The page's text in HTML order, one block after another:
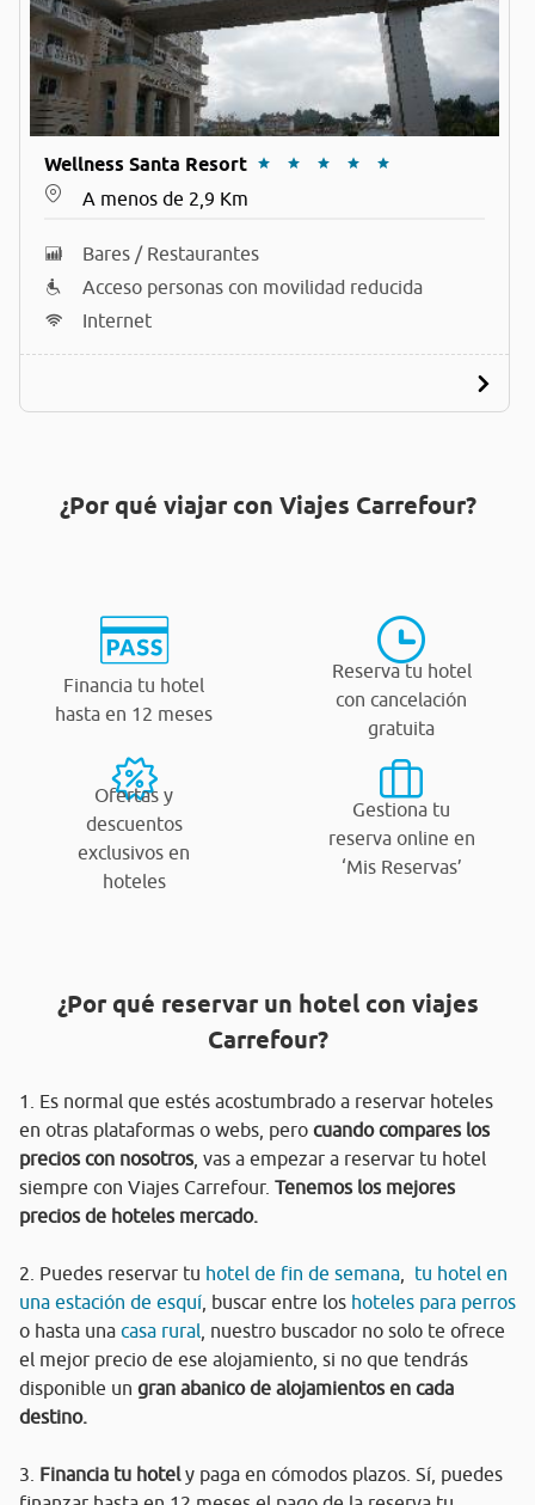
Wellness Santa Resort
A menos de 2,9 Km
Bares / Restaurantes
Acceso personas con movilidad reducida
Internet
¿Por qué viajar con Viajes Carrefour?
Financia tu hotel
hasta en 12 meses
Reserva tu hotel
con cancelación
gratuita
Ofertas y
descuentos
exclusivos en
hoteles
Gestiona tu
reserva online en
‘Mis Reservas’
¿Por qué reservar un hotel con viajes
Carrefour?
1. Es normal que estés acostumbrado a reservar hoteles
en otras plataformas o webs, pero cuando compares los
precios con nosotros, vas a empezar a reservar tu hotel
siempre con Viajes Carrefour. Tenemos los mejores
precios de hoteles mercado.
2. Puedes reservar tu hotel de fin de semana
tu hotel en
una estación de esquí , buscar entre los hoteles para perros
o hasta una casa rural , nuestro buscador no solo te ofrece
el mejor precio de ese alojamiento, si no que tendrás
disponible un gran abanico de alojamientos en cada
destino.
3. Financia tu hotely paga en cómodos plazos. Sí, puedes